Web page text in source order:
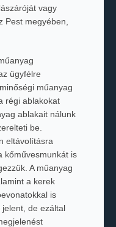
vagy
Pest megyében,
ügyfélre
műanyag
régi ablakokat
ablakait nálunk
be.
eltávolításra
kőművesmunkát is
A műanyag
a kerek
is
de ezáltal